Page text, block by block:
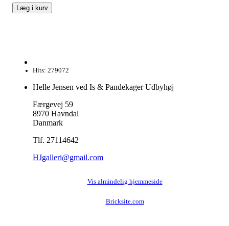
Hits: 279072
Helle Jensen ved Is & Pandekager Udbyhøj
Færgevej 59
8970 Havndal
Danmark
Tlf. 27114642
HJgalleri@gmail.com
Vis almindelig hjemmeside
Bricksite.com